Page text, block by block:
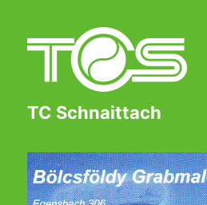
TC Schnaittach